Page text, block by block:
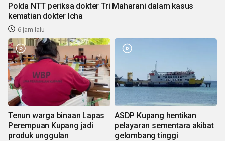
Polda NTT periksa dokter Tri Maharani dalam kasus
kematian dokter Icha
6 jam lalu
Tenun warga binaan Lapas
Perempuan Kupang jadi
produk unggulan
ASDP Kupang hentikan
pelayaran sementara akibat
gelombang tinggi